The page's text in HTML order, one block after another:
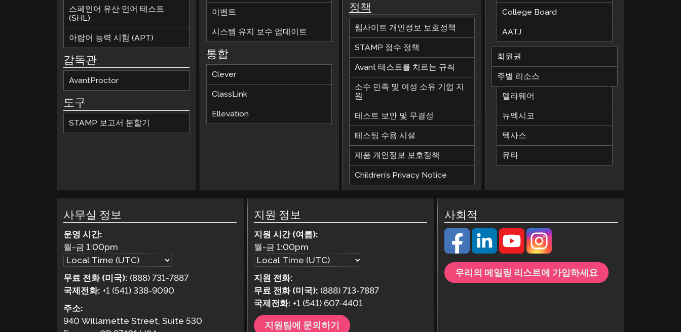
스페인어 유산 언어 테스트
(SHL)
아랍어 능력 시험 (APT)
감독관
AvantProctor
도구
STAMP 보고서 분할기
이벤트
시스템 유지 보수 업데이트
통합
Clever
ClassLink
Ellevation
정책
웹사이트 개인정보 보호정책
STAMP 점수 정책
Avant 테스트를 치르는 규칙
소수 민족 및 여성 소유 기업 지
원
테스트 보안 및 무결성
테스팅 수용 시설
제품 개인정보 보호정책
Children’s Privacy Notice
College Board
AATJ
회원권
주별 리소스
델라웨어
뉴멕시코
텍사스
유타
사무실 정보
운영 시간:
월-금1:00pm
무료 전화 (미국): (888) 731-7887
국제전화: +1 (541) 338-9090
주소:
940 Willamette Street, Suite 530
지원 정보
지원 시간 (여름):
월-금 1:00pm
지원 전화:
무료 전화 (미국): (888) 713-7887
국제전화: +1 (541) 607-4401
지원팀에 문의하기
사회적
우리의 메일링 리스트에 가입하세요